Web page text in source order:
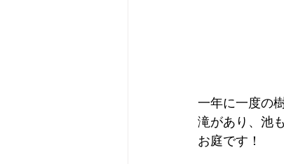
一年に一度の
滝があり、池
お庭です！